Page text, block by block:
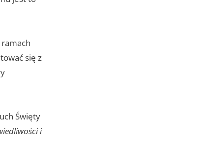
się z
Święty
i